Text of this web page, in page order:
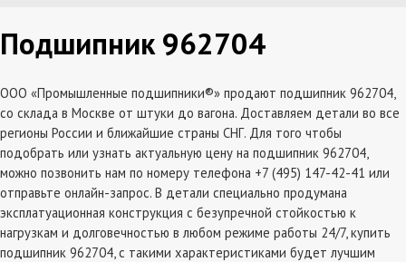
Подшипник 962704
ООО «Промышленные подшипники®» продают подшипник 962704,
со склада в Москве от штуки до вагона. Доставляем детали во все
регионы России и ближайшие страны СНГ. Для того чтобы
подобрать или узнать актуальную цену на подшипник 962704,
можно позвонить нам по номеру телефона +7 (495) 147-42-41 или
отправьте онлайн-запрос. В детали специально продумана
эксплатуационная конструкция с безупречной стойкостью к
нагрузкам и долговечностью в любом режиме работы 24/7, купить
подшипник 962704, с такими характеристиками будет лучшим